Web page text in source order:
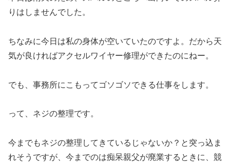
りはしませんでした。
ちなみに今日は私の身体が空いていたのですよ。だから天
気が良ければアクセルワイヤー修理ができたのにねー。
でも、事務所にこもってゴソゴソできる仕事をします。
って、ネジの整理です。
今までもネジの整理してきているじゃないか？と突っ込ま
れそうですが、今までのは痴呆親父が廃業するときに、競